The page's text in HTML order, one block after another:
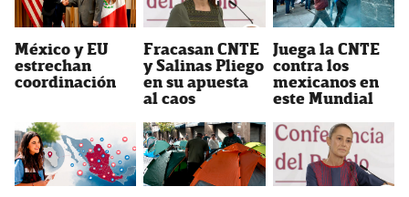
México y EU
estrechan
coordinación
Fracasan CNTE
y Salinas Pliego
en su apuesta
al caos
Juega la CNTE
contra los
mexicanos en
este Mundial